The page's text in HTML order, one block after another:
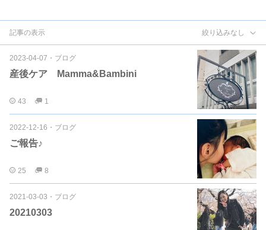
記事の表示 絞り込みなし
2023-04-07 ・ ブログ
産後ケア Mamma&Bambini
43 1
2022-12-16 ・ ブログ
ご報告♪
25 8
2021-03-03 ・ ブログ
20210303